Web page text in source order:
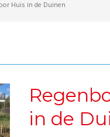
Huis in de Duinen
in de